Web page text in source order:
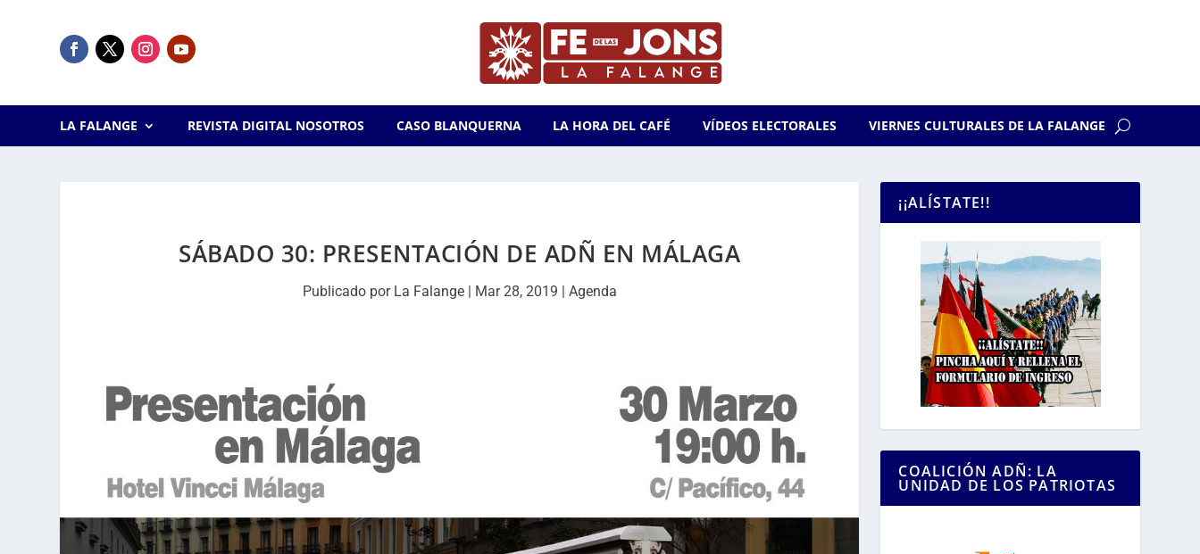
LA FALANGE REVISTA DIGITAL NOSOTROS CASO BLANQUERNA LA HORA DEL CAFÉ VÍDEOS ELECTORALES VIERNES CULTURALES DE LA FALANGE
SÁBADO 30: PRESENTACIÓN DE ADÑ EN MÁLAGA
Publicado por La Falange| Mar 28, 2019 | Agenda
¡¡ALÍSTATE!!
COALICIÓN ADÑ: LA
UNIDAD DE LOS PATRIOTAS